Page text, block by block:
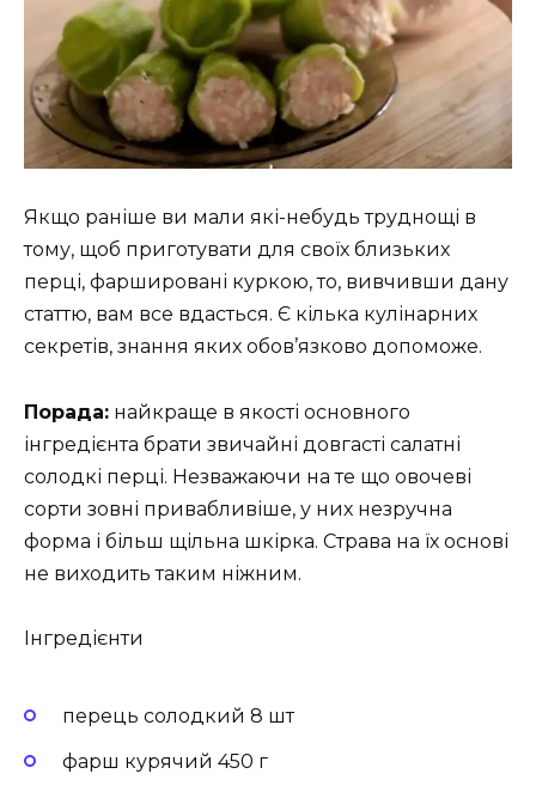
Якщо раніше ви мали які-небудь труднощі в
тому, щоб приготувати для своїх близьких
перці, фаршировані куркою, то, вивчивши дану
статтю, вам все вдасться. Є кілька кулінарних
секретів, знання яких обов’язково допоможе.
Порада: найкраще в якості основного
інгредієнта брати звичайні довгасті салатні
солодкі перці. Незважаючи на те що овочеві
сорти зовні привабливіше, у них незручна
форма і більш щільна шкірка. Страва на їх основі
не виходить таким ніжним.
Інгредієнти
перець солодкий 8 шт
фарш курячий 450 г